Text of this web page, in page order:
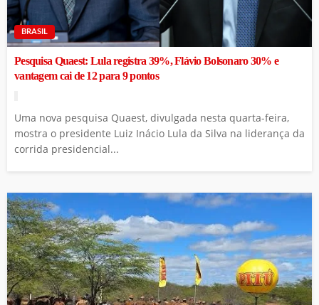
BRASIL
Pesquisa Quaest: Lula registra 39%, Flávio Bolsonaro 30% e
vantagem cai de 12 para 9 pontos
Uma nova pesquisa Quaest, divulgada nesta quarta-feira,
mostra o presidente Luiz Inácio Lula da Silva na liderança da
corrida presidencial...